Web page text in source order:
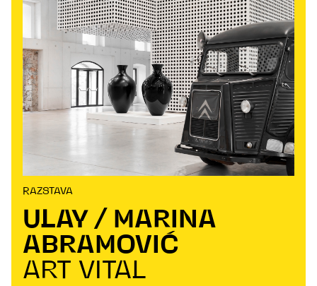
RAZSTAVA
ULAY / MARINA
ABRAMOVIĆ
ART VITAL